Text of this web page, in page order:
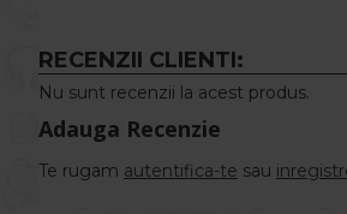
RECENZII CLIENTI:
Nu sunt recenzii la acest produs.
Adauga Recenzie
Te rugam autentifica-te sau